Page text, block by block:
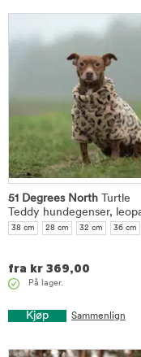
51 Degrees North Turtle
Teddy hundegenser,
38 cm 28 cm 32 cm 36 cm
fra kr 369,00
På lager.
Kjøp Sammenlign